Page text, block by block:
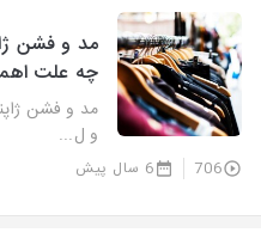
مد و فشن
چه علت
مد و فشن
و ل...
706 6 سال پیش